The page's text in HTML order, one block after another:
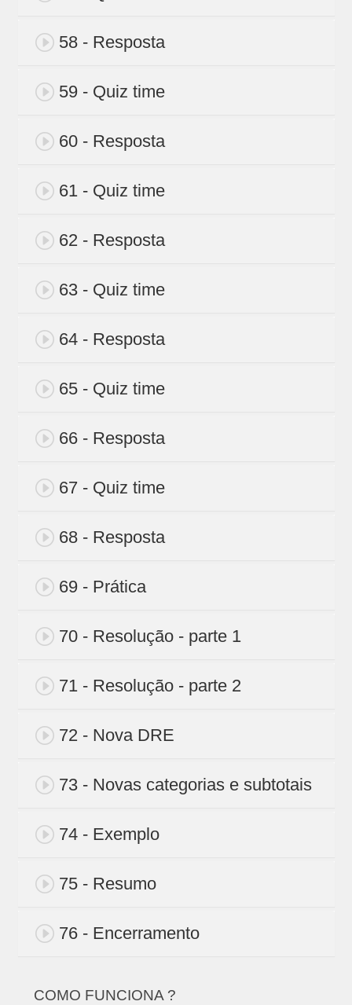
58 - Resposta
59 - Quiz time
60 - Resposta
61 - Quiz time
62 - Resposta
63 - Quiz time
64 - Resposta
65 - Quiz time
66 - Resposta
67 - Quiz time
68 - Resposta
69 - Prática
70 - Resolução - parte 1
71 - Resolução - parte 2
72 - Nova DRE
73 - Novas categorias e subtotais
74 - Exemplo
75 - Resumo
76 - Encerramento
COMO FUNCIONA ?